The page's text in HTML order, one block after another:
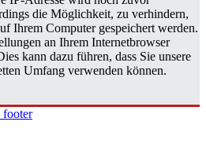
die Möglichkeit, zu verhindern,
Ihrem Computer gespeichert werden.
an Ihrem Internetbrowser
kann dazu führen, dass Sie unsere
Umfang verwenden können.
footer